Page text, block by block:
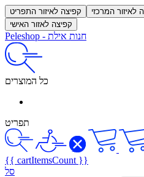
קפיצה לאיזור התפריט לאיזור המרכזי
קפיצה לאזור האישי
Peleshop - חנות אילת
כל המוצרים
תפריט
{{ cartItemsCount }}
סל